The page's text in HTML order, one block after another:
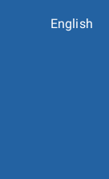
English